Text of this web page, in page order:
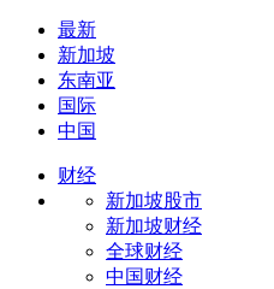
最新
新加坡
东南亚
国际
中国
财经
新加坡股市
新加坡财经
全球财经
中国财经